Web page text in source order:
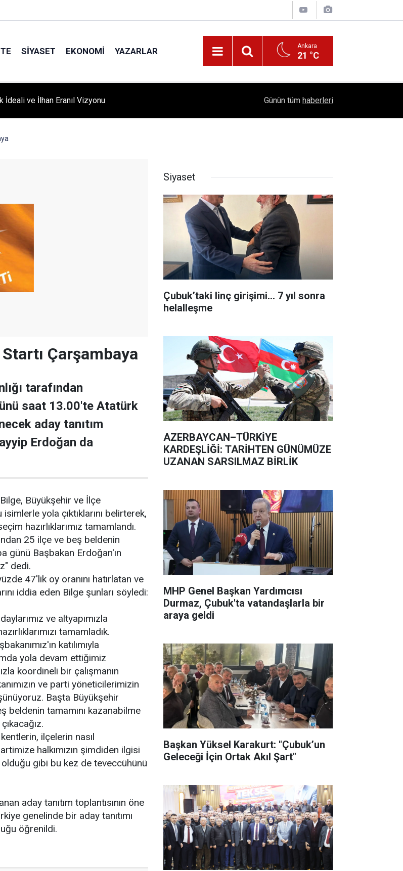
SIYASET EKONOMI YAZARLAR Ankara
21 °C
COŞKUSU: Kursiyerler Gönüllerince Eğlendi! 1504 Kep, Tek Bir Hedef: Bilim Kenti Çubuk
Günün tüm haberleri
Çarşambaya
tarafından
saat 13.00'te Atatürk
aday tanıtım
Erdoğan da
Büyükşehir ve İlçe
yola çıktıklarını belirterek,
hazırlıklarımız tamamlandı.
25 ilçe ve beş beldenin
günü Başbakan Erdoğan'ın
dedi.
47'lik oy oranını hatırlatan ve
iddia eden Bilge şunları söyledi:
ve altyapımızla
tamamladık.
katılımıyla
yola devam ettiğimiz
koordineli bir çalışmanın
ve parti yöneticilerimizin
Başta Büyükşehir
beldenin tamamını kazanabilme
kentlerin, ilçelerin nasıl
halkımızın şimdiden ilgisi
olduğu gibi bu kez de teveccühünü
aday tanıtım toplantısının öne
genelinde bir aday tanıtımı
öğrenildi.
Siyaset
Çubuk’taki linç girişimi... 7 yıl sonra
helalleşme
AZERBAYCAN–TÜRKİYE
KARDEŞLİĞİ: TARİHTEN GÜNÜMÜZE
UZANAN SARSILMAZ BİRLİK
MHP Genel Başkan Yardımcısı
Durmaz, Çubuk'ta vatandaşlarla bir
araya geldi
Başkan Yüksel Karakurt: "Çubuk’un
Geleceği İçin Ortak Akıl Şart"